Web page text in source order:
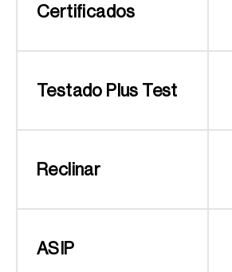
Certificados
Testado Plus Test
Reclinar
ASIP